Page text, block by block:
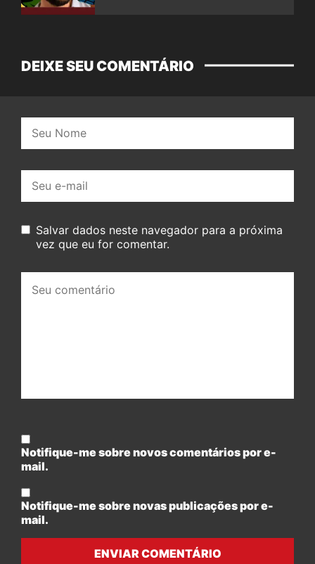
DEIXE SEU COMENTÁRIO
mail:
Salvar dados neste navegador para a próxima
vez que eu for comentar.
comentário:
Notifique-me sobre novos comentários por e-
mail.
Notifique-me sobre novas publicações por e-
mail.
ENVIAR COMENTÁRIO